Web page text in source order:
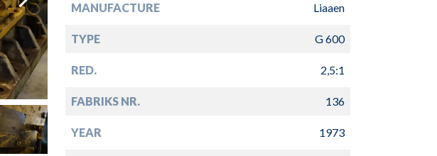
MANUFACTURE Liaaen
TYPE G 600
RED. 2,5:1
FABRIKS NR. 136
YEAR 1973